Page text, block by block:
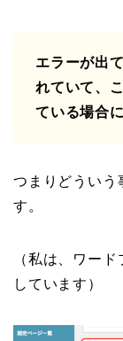
エラーが出
れていて、
ている場合
つまりどういう
す。
（私は、ワー
しています）